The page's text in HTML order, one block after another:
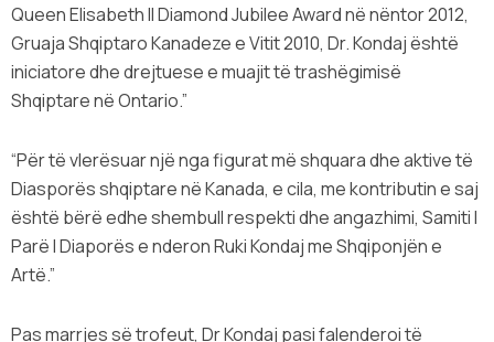
Queen Elisabeth II Diamond Jubilee Award në nëntor 2012,
Gruaja Shqiptaro Kanadeze e Vitit 2010, Dr. Kondaj është
iniciatore dhe drejtuese e muajit të trashëgimisë
Shqiptare në Ontario.”
“Për të vlerësuar një nga figurat më shquara dhe aktive të
Diasporës shqiptare në Kanada, e cila, me kontributin e saj
është bërë edhe shembull respekti dhe angazhimi, Samiti I
Parë I Diaporës e nderon Ruki Kondaj me Shqiponjën e
Artë.”
Pas marrjes së trofeut, Dr Kondaj pasi falenderoi të